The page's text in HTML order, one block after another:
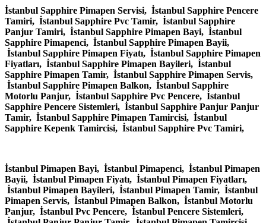
İstanbul Sapphire Pimapen Servisi, İstanbul Sapphire Pencere
Tamiri, İstanbul Sapphire Pvc Tamir, İstanbul Sapphire
Panjur Tamiri, İstanbul Sapphire Pimapen Bayi, İstanbul
Sapphire Pimapenci, İstanbul Sapphire Pimapen Bayii,
İstanbul Sapphire Pimapen Fiyatı, İstanbul Sapphire Pimapen
Fiyatları, İstanbul Sapphire Pimapen Bayileri, İstanbul
Sapphire Pimapen Tamir, İstanbul Sapphire Pimapen Servis,
İstanbul Sapphire Pimapen Balkon, İstanbul Sapphire
Motorlu Panjur, İstanbul Sapphire Pvc Pencere, İstanbul
Sapphire Pencere Sistemleri, İstanbul Sapphire Panjur Panjur
Tamir, İstanbul Sapphire Pimapen Tamircisi, İstanbul
Sapphire Kepenk Tamircisi, İstanbul Sapphire Pvc Tamiri,
İstanbul Pimapen Bayi, İstanbul Pimapenci, İstanbul Pimapen
Bayii, İstanbul Pimapen Fiyatı, İstanbul Pimapen Fiyatları,
İstanbul Pimapen Bayileri, İstanbul Pimapen Tamir, İstanbul
Pimapen Servis, İstanbul Pimapen Balkon, İstanbul Motorlu
Panjur, İstanbul Pvc Pencere, İstanbul Pencere Sistemleri,